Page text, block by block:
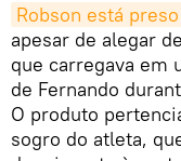
Robson está
apesar de alegar
que carregava em
de Fernando
O produto
sogro do atleta,